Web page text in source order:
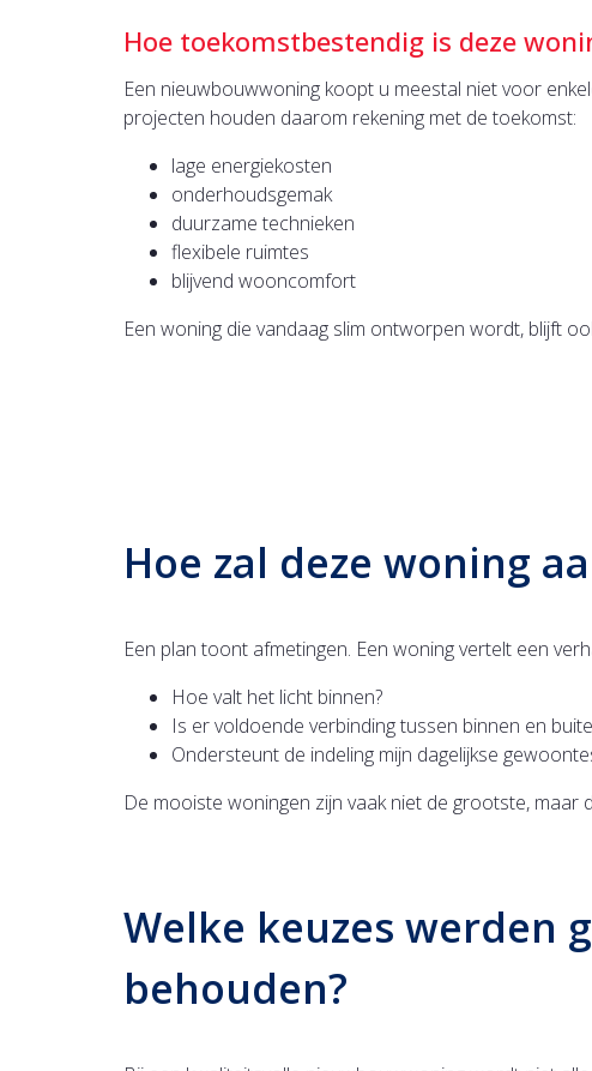
Hoe toekomstbestendig is deze
Een nieuwbouwwoning koopt u meestal niet voor
projecten houden daarom rekening met de toekomst:
lage energiekosten
onderhoudsgemak
duurzame technieken
flexibele ruimtes
blijvend wooncomfort
Een woning die vandaag slim ontworpen wordt, blijft
Hoe zal deze woning
Een plan toont afmetingen. Een woning vertelt een
Hoe valt het licht binnen?
Is er voldoende verbinding tussen binnen en
Ondersteunt de indeling mijn dagelijkse
De mooiste woningen zijn vaak niet de grootste, maar
Welke keuzes werden
behouden?